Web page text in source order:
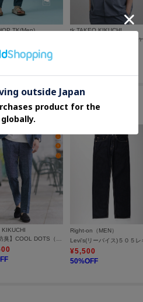
TK(Men)
tk.TAKEO KIKUCHI
COOLMAX（R）2WAYシ
ムからのおすすめ
KIKUCHI
Right-on（MEN）
¥5,500
50%OFF